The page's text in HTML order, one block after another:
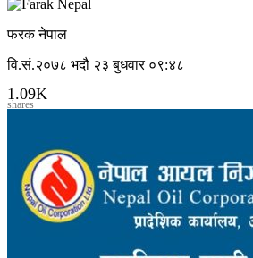
फरक नेपाल
वि.सं.२०७८ भदौ २३ बुधवार ०९:४८
1.09K
shares